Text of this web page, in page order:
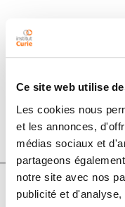
Ce site web utilise
Les cookies nous
et les annonces,
médias sociaux et
partageons
notre site avec nos
publicité et
DOI :10.1016/